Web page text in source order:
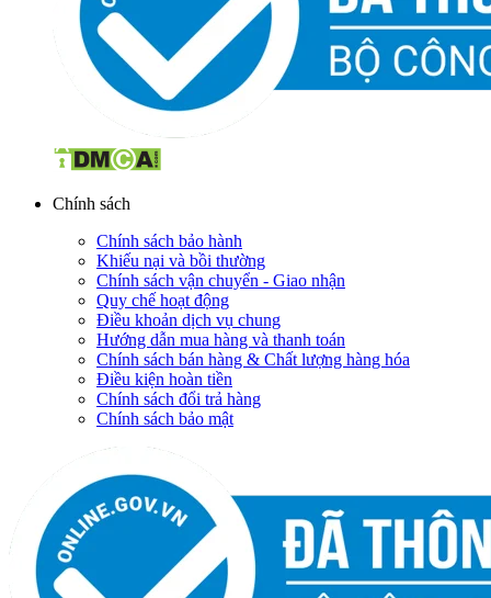
Chính sách
Chính sách bảo hành
Khiếu nại và bồi thường
Chính sách vận chuyển - Giao nhận
Quy chế hoạt động
Điều khoản dịch vụ chung
Hướng dẫn mua hàng và thanh toán
Chính sách bán hàng & Chất lượng hàng hóa
Điều kiện hoàn tiền
Chính sách đổi trả hàng
Chính sách bảo mật